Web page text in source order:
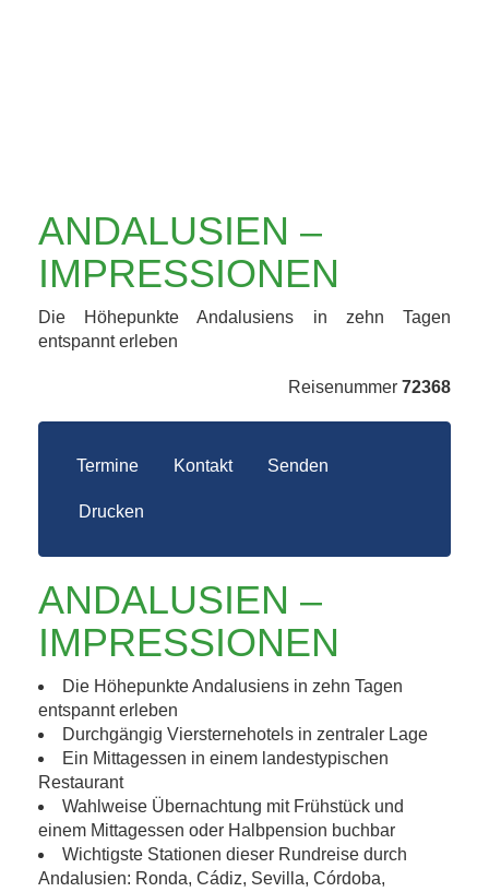
ANDALUSIEN –
IMPRESSIONEN
Die Höhepunkte Andalusiens in zehn Tagen
entspannt erleben
Reisenummer 72368
Termine Kontakt Senden
Drucken
ANDALUSIEN –
IMPRESSIONEN
Die Höhepunkte Andalusiens in zehn Tagen
entspannt erleben
Durchgängig Viersternehotels in zentraler Lage
Ein Mittagessen in einem landestypischen
Restaurant
Wahlweise Übernachtung mit Frühstück und
einem Mittagessen oder Halbpension buchbar
Wichtigste Stationen dieser Rundreise durch
Andalusien: Ronda, Cádiz, Sevilla, Córdoba,